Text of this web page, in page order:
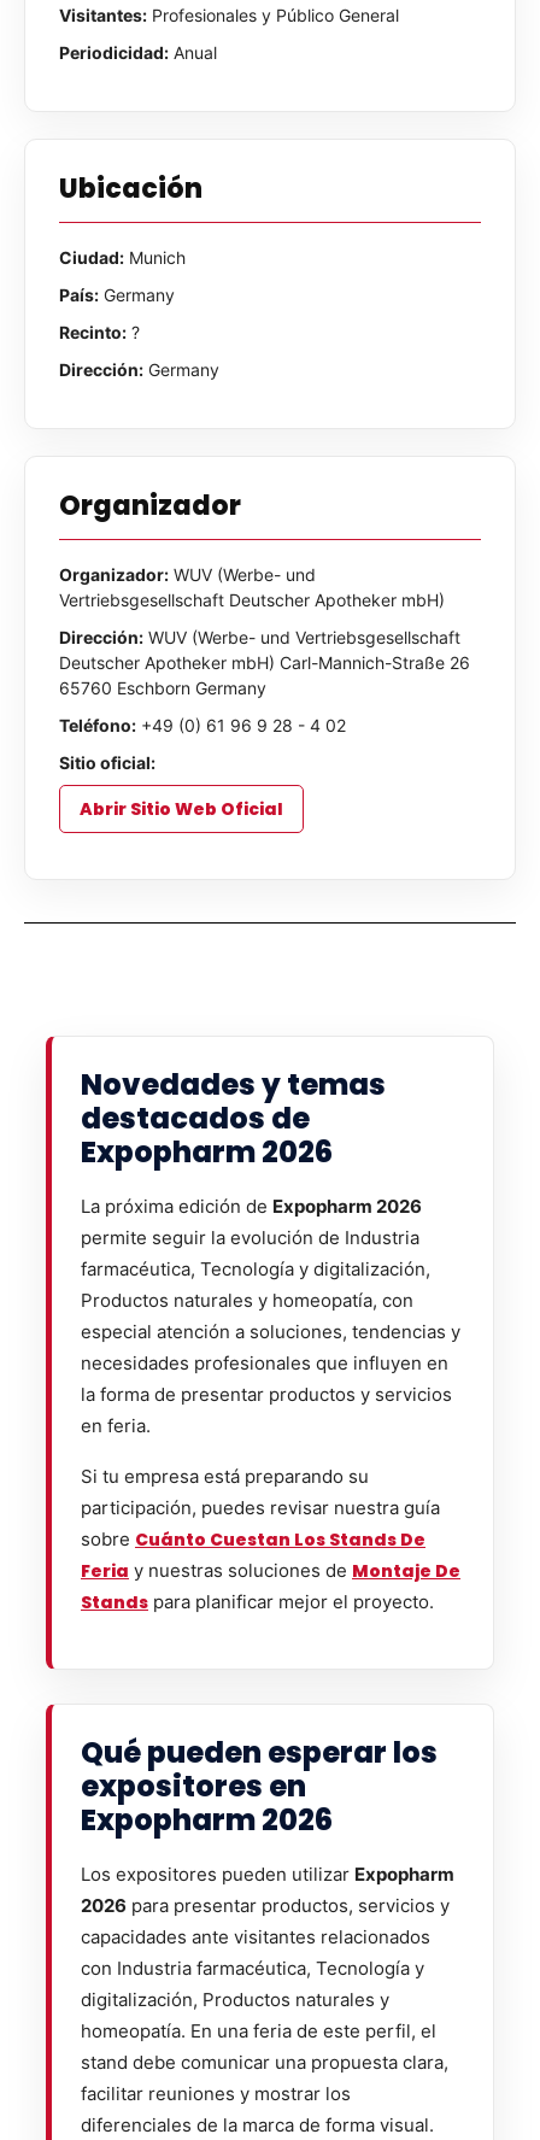
Visitantes: Profesionales y Público General
Periodicidad: Anual
Ubicación
Ciudad: Munich
País: Germany
Recinto: ?
Dirección: Germany
Organizador
Organizador: WUV (Werbe- und
Vertriebsgesellschaft Deutscher Apotheker mbH)
Dirección: WUV (Werbe- und Vertriebsgesellschaft
Deutscher Apotheker mbH) Carl-Mannich-Straße 26
65760 Eschborn Germany
Teléfono: +49 (0) 61 96 9 28 - 4 02
Sitio oficial:
Abrir Sitio Web Oficial
Novedades y temas
destacados de
Expopharm 2026
La próxima edición de Expopharm 2026
permite seguir la evolución de Industria
farmacéutica, Tecnología y digitalización,
Productos naturales y homeopatía, con
especial atención a soluciones, tendencias y
necesidades profesionales que influyen en
la forma de presentar productos y servicios
en feria.
Si tu empresa está preparando su
participación, puedes revisar nuestra guía
sobre Cuánto Cuestan Los Stands De
Feria y nuestras soluciones de Montaje De
Stands para planificar mejor el proyecto.
Qué pueden esperar los
expositores en
Expopharm 2026
Los expositores pueden utilizar Expopharm
2026 para presentar productos, servicios y
capacidades ante visitantes relacionados
con Industria farmacéutica, Tecnología y
digitalización, Productos naturales y
homeopatía. En una feria de este perfil, el
stand debe comunicar una propuesta clara,
facilitar reuniones y mostrar los
diferenciales de la marca de forma visual.